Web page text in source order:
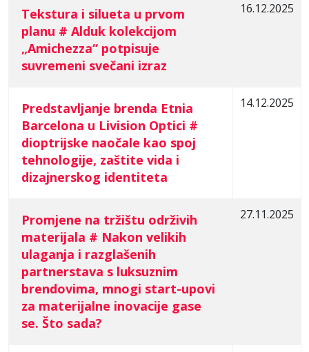
Tekstura i silueta u prvom
planu # Alduk kolekcijom
„Amichezza“ potpisuje
suvremeni svečani izraz
16.12.2025
Predstavljanje brenda Etnia
Barcelona u Livision Optici #
dioptrijske naočale kao spoj
tehnologije, zaštite vida i
dizajnerskog identiteta
14.12.2025
Promjene na tržištu održivih
materijala # Nakon velikih
ulaganja i razglašenih
partnerstava s luksuznim
brendovima, mnogi start-upovi
za materijalne inovacije gase
se. Što sada?
27.11.2025